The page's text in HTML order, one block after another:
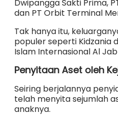
Dwipangga Sakti Prima,
dan PT Orbit Terminal
Tak hanya itu,
populer seperti Kidzania
Islam Internasional Al
Penyitaan Aset oleh
Seiring berjalannya
telah menyita sejumlah
anaknya.